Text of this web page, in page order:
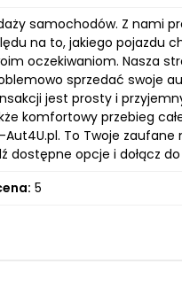
samochodów. Z nami
na to, jakiego pojazdu
oczekiwaniom. Nasza
sprzedać swoje
jest prosty i
komfortowy przebieg
To Twoje
dostępne opcje i dołącz
5